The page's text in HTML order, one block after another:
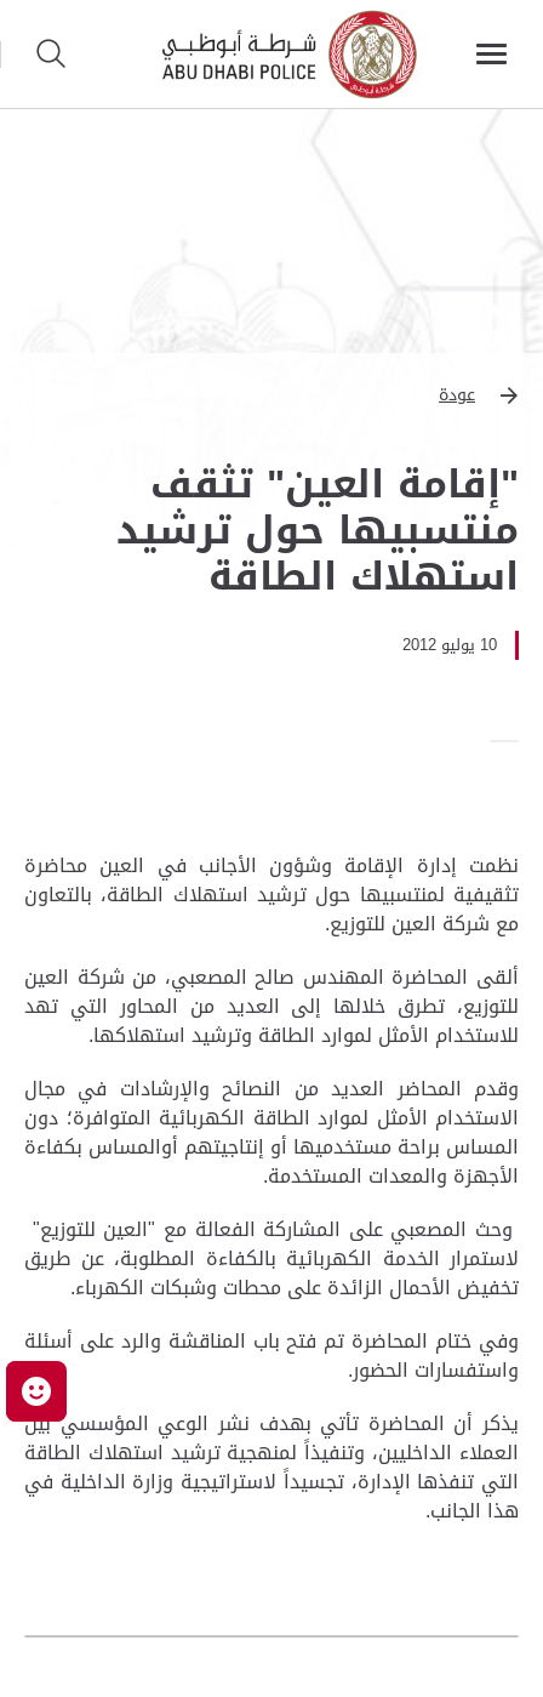
عودة
"إقامة العين" تثقف
منتسبيها حول ترشيد
استهلاك الطاقة
10 يوليو 2012
نظمت إدارة الإقامة وشؤون الأجانب في العين محاضرة
تثقيفية لمنتسبيها حول ترشيد استهلاك الطاقة، بالتعاون
مع شركة العين للتوزيع.
ألقى المحاضرة المهندس صالح المصعبي، من شركة العين
للتوزيع، تطرق خلالها إلى العديد من المحاور التي تهد
للاستخدام الأمثل لموارد الطاقة وترشيد استهلاكها.
وقدم المحاضر العديد من النصائح والإرشادات في مجال
الاستخدام الأمثل لموارد الطاقة الكهربائية المتوافرة؛ دون
المساس براحة مستخدميها أو إنتاجيتهم أوالمساس بكفاءة
الأجهزة والمعدات المستخدمة.
وحث المصعبي على المشاركة الفعالة مع "العين للتوزيع"
لاستمرار الخدمة الكهربائية بالكفاءة المطلوبة، عن طريق
تخفيض الأحمال الزائدة على محطات وشبكات الكهرباء.
وفي ختام المحاضرة تم فتح باب المناقشة والرد على أسئلة
واستفسارات الحضور.
يذكر أن المحاضرة تأتي بهدف نشر الوعي المؤسسي بين
العملاء الداخليين، وتنفيذاً لمنهجية ترشيد استهلاك الطاقة
التي تنفذها الإدارة، تجسيداً لاستراتيجية وزارة الداخلية في
هذا الجانب.